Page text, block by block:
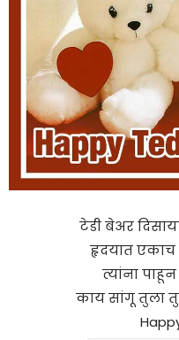
टेडी बेअर
हृदयात एकाच
त्यांना
काय सांगू तुला